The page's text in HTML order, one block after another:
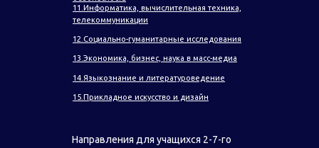
15.Прикладное искусство и дизайн
14.Языкознание и литературоведение
13.Экономика, бизнес, наука в масс-медиа
12.Социально-гуманитарные исследования
11.Информатика, вычислительная техника,
телекоммуникации
Направления для учащихся 2-7-го